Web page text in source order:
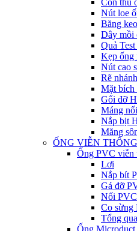
Côn thu
Nút loe
Băng
Dây mồi
Quả
Kẹp ống
Nút cao
Rẽ
Mặt bích
Gối đỡ
Máng
Nắp bịt
Măng
ỐNG VIỄN THÔNG
Ống PVC viễn
Lơi
Nắp bít
Gá đỡ
Nối PVC
Co sừng
Tổng